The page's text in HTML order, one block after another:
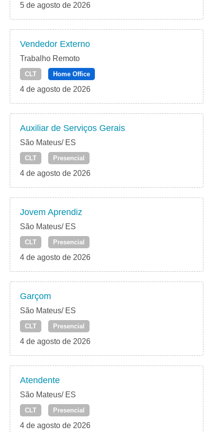
5 de agosto de 2026
Vendedor Externo
Trabalho Remoto
CLT Home Office
4 de agosto de 2026
Auxiliar de Serviços Gerais
São Mateus/ ES
CLT Presencial
4 de agosto de 2026
Jovem Aprendiz
São Mateus/ ES
CLT Presencial
4 de agosto de 2026
Garçom
São Mateus/ ES
CLT Presencial
4 de agosto de 2026
Atendente
São Mateus/ ES
CLT Presencial
4 de agosto de 2026